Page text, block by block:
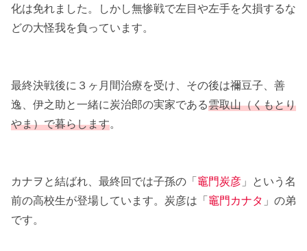
化は免れました。しかし無惨戦で左目や左手を欠損するな
どの大怪我を負っています。
最終決戦後に３ヶ月間治療を受け、その後は禰豆子、善
逸、伊之助と一緒に炭治郎の実家である雲取山（くもとり
やま）で暮らします。
カナヲと結ばれ、最終回では子孫の「竈門炭彦 」という名
前の高校生が登場しています。炭彦は「竈門カナタ 」の弟
です。